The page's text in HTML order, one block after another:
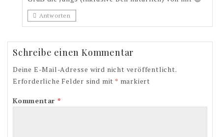
Antworten
Schreibe einen Kommentar
Deine E-Mail-Adresse wird nicht veröffentlicht.
Erforderliche Felder sind mit * markiert
Kommentar*